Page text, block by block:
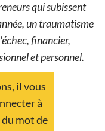
qui subissent
un traumatisme
financier,
et personnel.
il vous
à
mot de